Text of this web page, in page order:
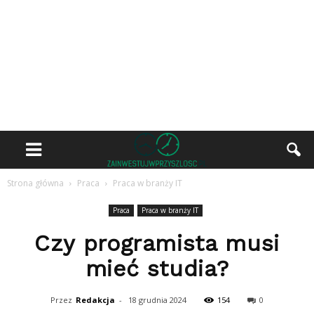
Strona główna Praca Praca w branży IT
Praca Praca w branży IT
Czy programista musi
mieć studia?
Przez Redakcja - 18 grudnia 2024 154 0